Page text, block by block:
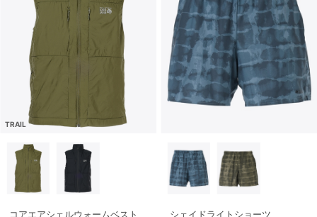
TRAIL
コアエアシェルウォームベスト
シェイドライトショーツ